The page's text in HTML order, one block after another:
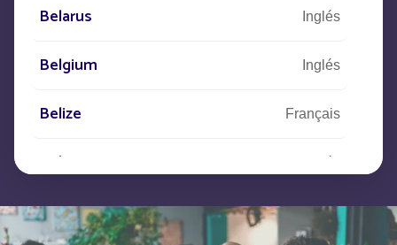
Belarus Inglés
Belgium Inglés
Belize Français
Belize
Bermuda Inglés